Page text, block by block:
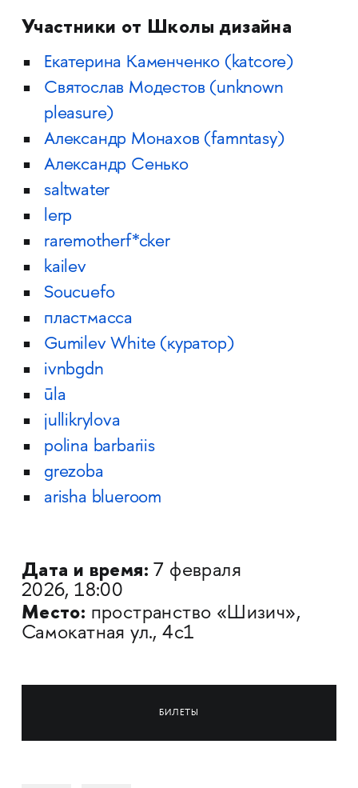
Участники от Школы дизайна
Екатерина Каменченко (katcore)
Святослав Модестов (unknown
pleasure)
Александр Монахов (famntasy)
Александр Сенько
saltwater
lerp
raremotherf*cker
kailev
Soucuefo
пластмасса
Gumilev White (куратор)
ivnbgdn
ūla
jullikrylova
polina barbariis
grezoba
arisha blueroom
Дата и время: 7 февраля
2026, 18:00
Место: пространство «Шизич»,
Самокатная ул., 4с1
БИЛЕТЫ